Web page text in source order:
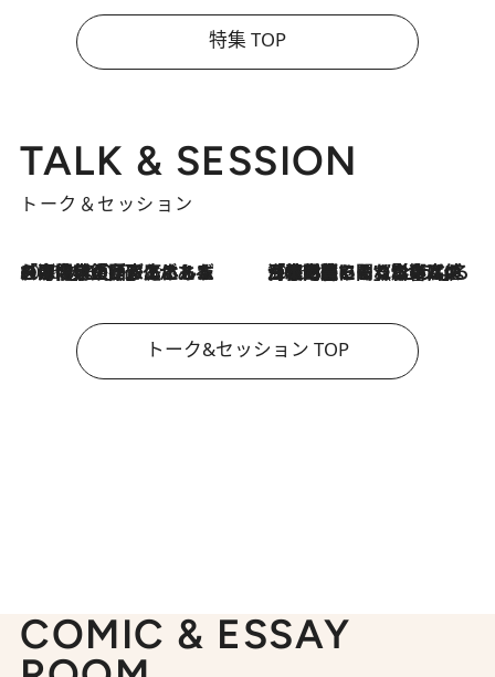
特集 TOP
TALK & SESSION
トーク＆セッション
2026.8.3
「今後値上げがあるとすれば…」「リスクがあるのは今年の冬」エネルギー専門家が語る、ホルムズ海峡封鎖が家庭にもたらす“ある心配” 2026.8.3
「住宅建てられない…」「サーチャージ料の高値が続いている」ホルムズ海峡封鎖による影響はいつまで続く？《エネルギー専門家に聞く“どうなる日本の暮らし”》
トーク&セッション TOP
COMIC & ESSAY